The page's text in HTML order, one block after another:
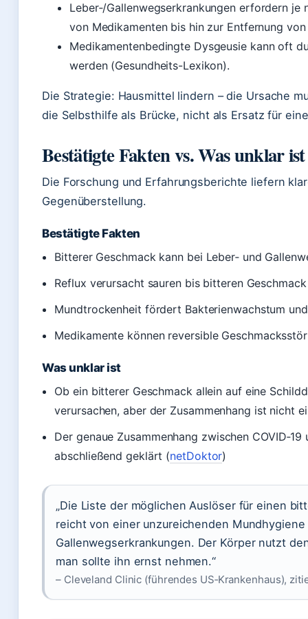
Leber‑/Gallenwegserkrankungen erfordern je
von Medikamenten bis hin zur Entfernung von
Medikamentenbedingte Dysgeusie kann oft
werden (Gesundheits-Lexikon).
Die Strategie: Hausmittel lindern – die Ursache
die Selbsthilfe als Brücke, nicht als Ersatz für
Bestätigte Fakten vs. Was unklar ist
Die Forschung und Erfahrungsberichte liefern
Gegenüberstellung.
Bestätigte Fakten
Bitterer Geschmack kann bei Leber‑ und
Reflux verursacht sauren bis bitteren
Mundtrockenheit fördert Bakterienwachstum
Medikamente können reversible
Was unklar ist
Ob ein bitterer Geschmack allein auf eine
verursachen, aber der Zusammenhang ist nicht
Der genaue Zusammenhang zwischen
abschließend geklärt (netDoktor)
„Die Liste der möglichen Auslöser für einen
reicht von einer unzureichenden
Gallenwegserkrankungen. Der Körper nutzt
man sollte ihn ernst nehmen.“
– Cleveland Clinic (führendes US‑Krankenhaus),